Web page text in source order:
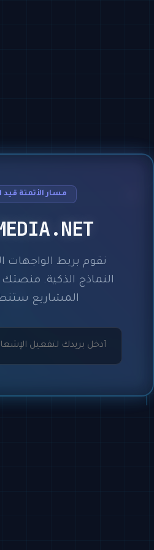
مسار الأتمتة قيد
نقوم بربط الواجهات
النماذج الذكية. منصتك
المشاريع